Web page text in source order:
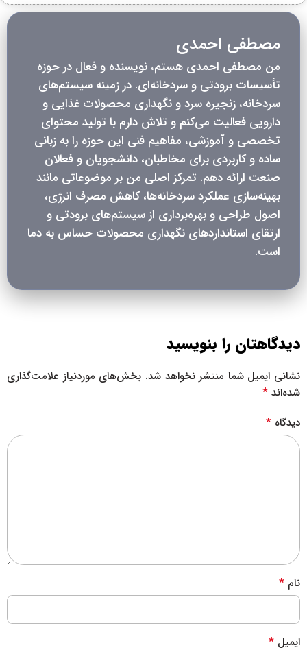
مصطفی احمدی
من مصطفی احمدی هستم، نویسنده و فعال در حوزه
تأسیسات برودتی و سردخانه‌ای. در زمینه سیستم‌های
سردخانه، زنجیره سرد و نگهداری محصولات غذایی و
دارویی فعالیت می‌کنم و تلاش دارم با تولید محتوای
تخصصی و آموزشی، مفاهیم فنی این حوزه را به زبانی
ساده و کاربردی برای مخاطبان، دانشجویان و فعالان
صنعت ارائه دهم. تمرکز اصلی من بر موضوعاتی مانند
بهینه‌سازی عملکرد سردخانه‌ها، کاهش مصرف انرژی،
اصول طراحی و بهره‌برداری از سیستم‌های برودتی و
ارتقای استانداردهای نگهداری محصولات حساس به دما
است.
دیدگاهتان را بنویسید
نشانی ایمیل شما منتشر نخواهد شد. بخش‌های موردنیاز علامت‌گذاری
شده‌اند *
دیدگاه *
نام *
ایمیل *